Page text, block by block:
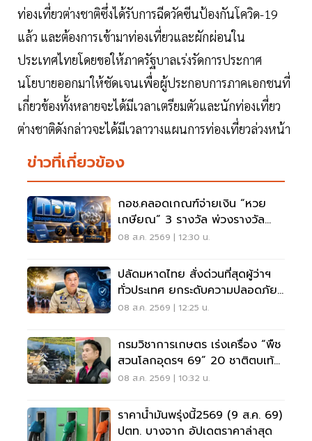
ท่องเที่ยวต่างชาติซึ่งได้รับการฉีดวัคซีนป้องกันโควิด-19
แล้ว และต้องการเข้ามาท่องเที่ยวและผักผ่อนใน
ประเทศไทยโดยขอให้ภาครัฐบาลเร่งรัดการประกาศ
นโยบายออกมาให้ชัดเจนเพื่อผู้ประกอบการภาคเอกชนที่
เกี่ยวข้องทั้งหลายจะได้มีเวลาเตรียมตัวและนักท่องเที่ยว
ต่างชาติดังกล่าวจะได้มีเวลาวางแผนการท่องเที่ยวล่วงหน้า
ข่าวที่เกี่ยวข้อง
กอช.คลอดเกณฑ์จ่ายเงิน “หวย
เกษียณ” 3 รางวัล พ่วงรางวัล
พิเศษ
08 ส.ค. 2569 | 12:30 น.
ปลัดมหาดไทย สั่งด่วนที่สุดผู้ว่าฯ
ทั่วประเทศ ยกระดับความปลอดภัย
โรงเรียน
08 ส.ค. 2569 | 12:25 น.
กรมวิชาการเกษตร เร่งเครื่อง “พืช
สวนโลกอุดรฯ 69” 20 ชาติตบเท้า
ร่วมโชว์นวัตกรรม
08 ส.ค. 2569 | 10:32 น.
ราคาน้ำมันพรุ่งนี้2569 (9 ส.ค. 69)
ปตท. บางจาก อัปเดตราคาล่าสุด